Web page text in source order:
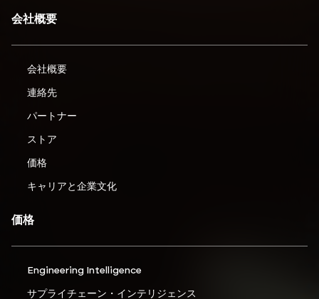
会社概要
会社概要
連絡先
パートナー
ストア
価格
キャリアと企業文化
価格
Engineering Intelligence
サプライチェーン・インテリジェンス